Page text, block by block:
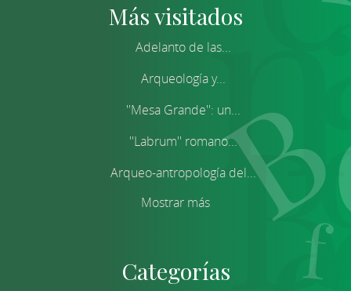
Más visitados
Adelanto de las...
Arqueología y...
''Mesa Grande'': un...
''Labrum'' romano...
Arqueo-antropología del...
Mostrar más
Categorías